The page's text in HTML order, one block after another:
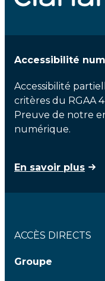
Accessibilité
Accessibilité
critères du RGAA
Preuve de notre
numérique.
En savoir plus
ACCÈS DIRECTS
Groupe